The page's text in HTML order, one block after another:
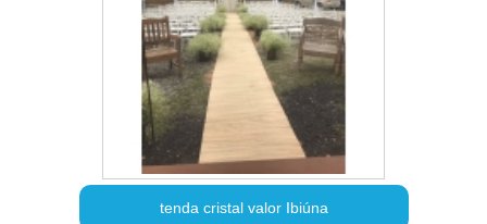
tenda cristal valor Ibiúna